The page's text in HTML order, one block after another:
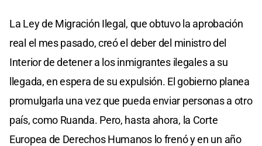
La Ley de Migración Ilegal, que obtuvo la aprobación
real el mes pasado, creó el deber del ministro del
Interior de detener a los inmigrantes ilegales a su
llegada, en espera de su expulsión. El gobierno planea
promulgarla una vez que pueda enviar personas a otro
país, como Ruanda. Pero, hasta ahora, la Corte
Europea de Derechos Humanos lo frenó y en un año